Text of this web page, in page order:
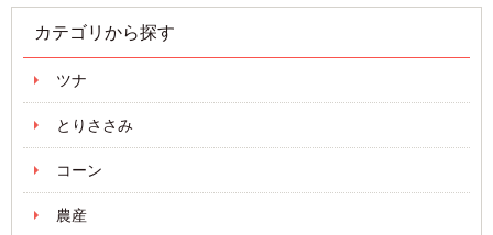
カテゴリから探す
ツナ
とりささみ
コーン
農産